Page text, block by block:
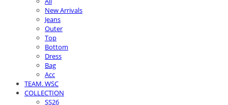
New Arrivals
Jeans
Outer
Top
Bottom
Dress
Bag
Acc
TEAM. WSC
COLLECTION
SS26